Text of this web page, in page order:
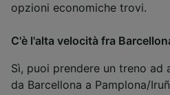
opzioni economiche trovi.
C'è l'alta velocità fra
Sì, puoi prendere un treno ad
da Barcellona a Pamplona/